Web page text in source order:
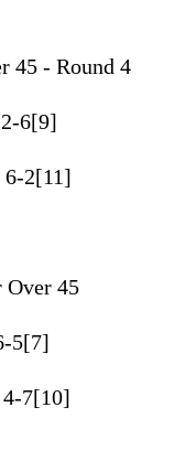
45 - Round 4
6[9]
2[11]
Over 45
5[7]
7[10]